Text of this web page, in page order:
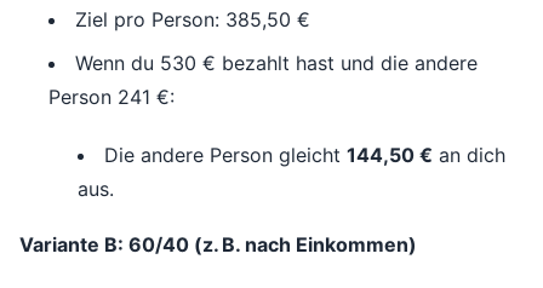
Ziel pro Person: 385,50 €
Wenn du 530 € bezahlt hast und die andere
Person 241 €:
Die andere Person gleicht 144,50 € an dich
aus.
Variante B: 60/40 (z. B. nach Einkommen)